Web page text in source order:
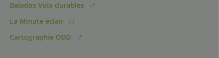
Balados Voix durables
La Minute éclair
Cartographie ODD